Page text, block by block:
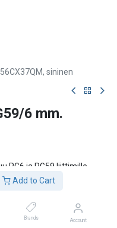
Add to Cart
Brands Account
sininen
6 mm.
RG6 ja RG59 liittimille.